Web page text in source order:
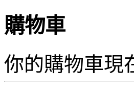
購物車
你的購物車現